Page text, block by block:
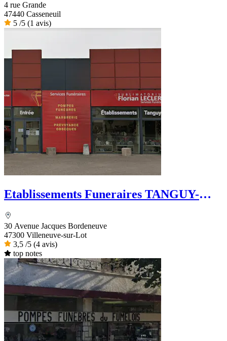
4 rue Grande
47440 Casseneuil
5 /5 (1 avis)
Etablissements Funeraires TANGUY-
30 Avenue Jacques Bordeneuve
47300 Villeneuve-sur-Lot
3,5 /5 (4 avis)
top notes